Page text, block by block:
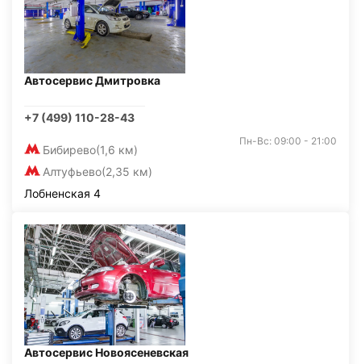
Автосервис Дмитровка
+7 (499) 110-28-43
Бибирево(1,6 км)
Алтуфьево(2,35 км)
Пн-Вс: 09:00 - 21:00
Лобненская 4
Автосервис Новоясеневская